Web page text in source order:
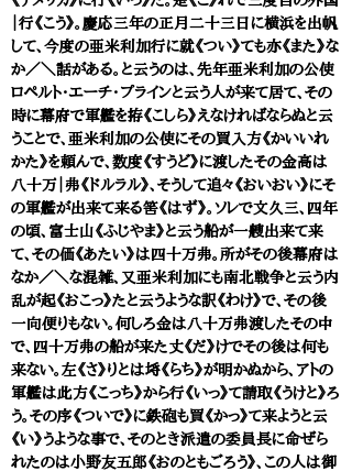
｜行《こう》。慶応三年の正月二十三日に横浜を出帆
して、今度の亜米利加行に就《つい》ても亦《また》な
か／＼話がある。と云うのは、先年亜米利加の公使
ロペルト・エーチ・プラインと云う人が来て居て、その
時に幕府で軍艦を拵《こしら》えなければならぬと云
うことで、亜米利加の公使にその買入方《かいいれ
かた》を頼んで、数度《すうど》に渡したその金高は
八十万｜弗《ドルラル》、そうして追々《おいおい》にそ
の軍艦が出来て来る筈《はず》。ソレで文久三、四年
の頃、富士山《ふじやま》と云う船が一艘出来て来
て、その価《あたい》は四十万弗。所がその後幕府は
なか／＼な混雑、又亜米利加にも南北戦争と云う内
乱が起《おこっ》たと云うような訳《わけ》で、その後
一向便りもない。何しろ金は八十万弗渡したその中
で、四十万弗の船が来た丈《だ》けでその後は何も
来ない。左《さ》りとは埓《らち》が明かぬから、アトの
軍艦は此方《こっち》から行《いっ》て請取《うけと》ろ
う。その序《ついで》に鉄砲も買《かっ》て来ようと云
《い》うような事で、そのとき派遣の委員長に命ぜら
れたのは小野友五郎《おのともごろう》、この人は御